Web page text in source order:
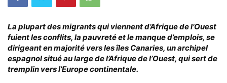
La plupart des migrants qui viennent d’Afrique de l’Ouest
fuient les conflits, la pauvreté et le manque d’emplois, se
dirigeant en majorité vers les îles Canaries, un archipel
espagnol situé au large de l’Afrique de l’Ouest, qui sert de
tremplin vers l’Europe continentale.